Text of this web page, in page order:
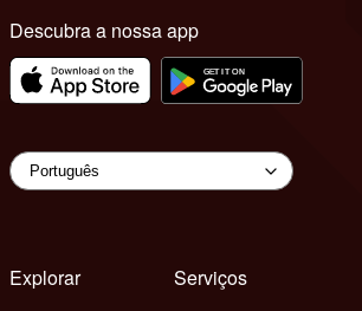
Descubra a nossa app
Explorar
Serviços